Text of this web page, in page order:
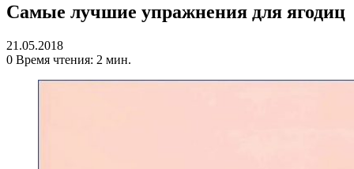
Самые лучшие упражнения для ягодиц
21.05.2018
0 Время чтения: 2 мин.